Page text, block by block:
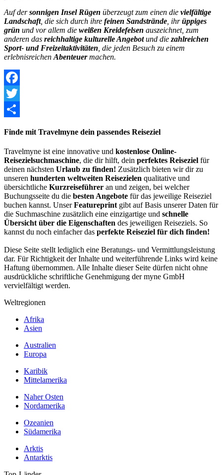
Auf dersonnigen Insel Rügen überzeugt zum einen die vielfältige
Landschaft, die sich durch ihre feinen Sandstrände , ihrüppiges
grün und vor allem die weißen Kreidefelsen auszeichnet, zum
anderen das reichhaltige kulturelle Angebotund die zahlreichen
Sport- und Freizeitaktivitäten , die jeden Besuch zu einem
erlebnisreichen Abenteuermachen.
Facebook
Twitter
Finde mit Travelmyne dein passendes Reiseziel
Travelmyne ist eine innovative und kostenlose Online-
Reisezielsuchmaschine, die dir hilft, dein perfektes Reiseziel für
deinen nächsten Urlaub zu finden! Zusätzlich bieten wir dir zu
unseren hunderten weltweiten Reisezielen qualitative und
übersichtliche Kurzreiseführer an und zeigen, bei welcher
Buchungsseite du die besten Angebote für das jeweilige Reiseziel
buchen kannst. UnserFeatureprint gibt auf Basis unserer Daten für
die Suchmaschine zusätzlich eine einzigartige und schnelle
Übersicht über die Eigenschaften des jeweiligen Reiseziels. So
kannst du noch einfacher das perfekte Reiseziel für dich finden!
Diese Seite stellt lediglich eine Beratungs- und Vermittlungsleistung
dar. Für Richtigkeit der Inhalte und weiterführende Links wird keine
Haftung übernommen. Alle Inhalte dieser Seite dürfen nicht ohne
ausdrückliche schriftliche Genehmigung der myne GmbH
vervielfältigt werden.
Weltregionen
Afrika
Asien
Australien
Europa
Karibik
Mittelamerika
Naher Osten
Nordamerika
Ozeanien
Südamerika
Arktis
Antarktis